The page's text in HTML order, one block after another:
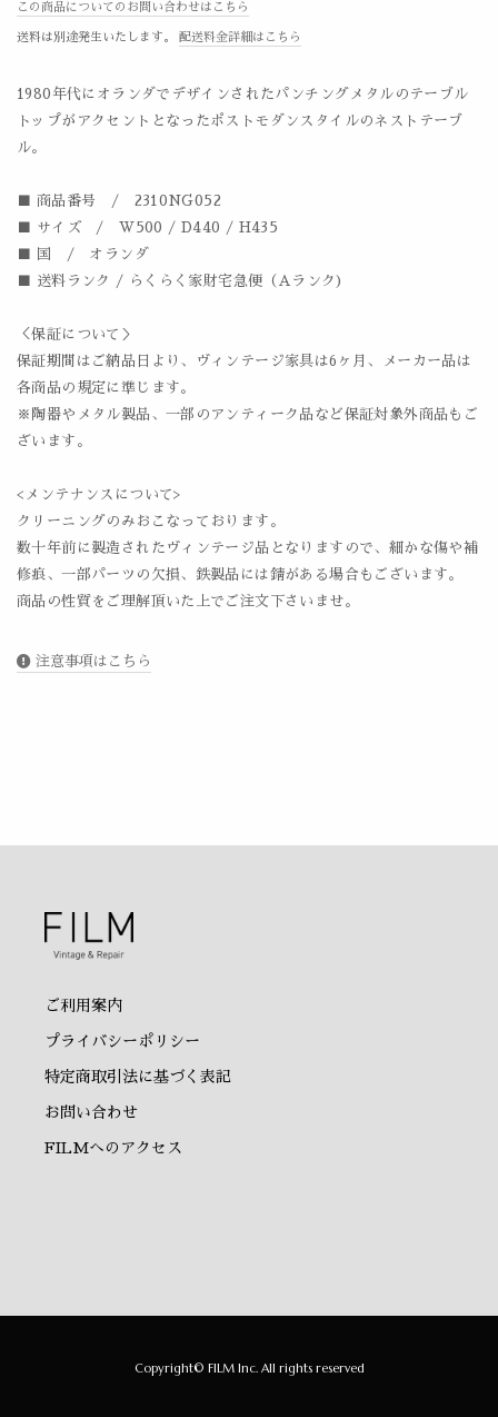
この商品についてのお問い合わせはこちら
送料は別途発生いたします。 配送料金詳細はこちら
1980年代にオランダでデザインされたパンチングメタルのテーブル
トップがアクセントとなったポストモダンスタイルのネストテーブ
ル。
■ 商品番号 / 2310NG052
■ サイズ / W500 / D440 / H435
■ 国 / オランダ
■ 送料ランク / らくらく家財宅急便（Aランク)
＜保証について＞
保証期間はご納品日より、ヴィンテージ家具は6ヶ月、メーカー品は
各商品の規定に準じます。
※陶器やメタル製品、一部のアンティーク品など保証対象外商品もご
ざいます。
<メンテナンスについて>
クリーニングのみおこなっております。
数十年前に製造されたヴィンテージ品となりますので、細かな傷や補
修痕、一部パーツの欠損、鉄製品には錆がある場合もございます。
商品の性質をご理解頂いた上でご注文下さいませ。
注意事項はこちら
ご利用案内
プライバシーポリシー
特定商取引法に基づく表記
お問い合わせ
FILMへのアクセス
Copyright© FILM Inc. All rights reserved